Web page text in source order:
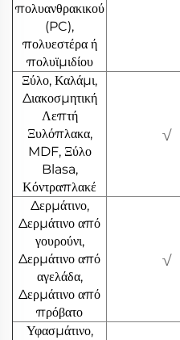
πολυανθρακικού
(PC),
πολυεστέρα ή
πολυϊμιδίου
Ξύλο, Καλάμι,
Διακοσμητική
Λεπτή
Ξυλόπλακα,
MDF, Ξύλο
Blasa,
Κόντραπλακέ
√
Δερμάτινο,
Δερμάτινο από
γουρούνι,
Δερμάτινο από
αγελάδα,
Δερμάτινο από
πρόβατο
√
Υφασμάτινο,